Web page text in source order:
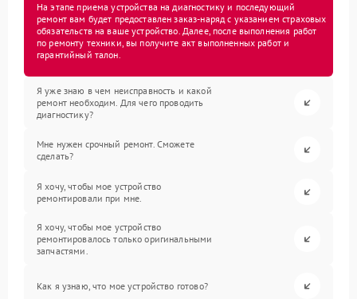
На этапе приема устройства на диагностику и последующий
ремонт вам будет предоставлен заказ-наряд с указанием страховых
обязательств на ваше устройство. Далее, после выполнения работ
по ремонту техники, вы получите акт выполненных работ и
гарантийный талон.
Я уже знаю в чем неисправность и какой
ремонт необходим. Для чего проводить
диагностику?
Мне нужен срочный ремонт. Сможете
сделать?
Я хочу, чтобы мое устройство
ремонтировали при мне.
Я хочу, чтобы мое устройство
ремонтировалось только оригинальными
запчастями.
Как я узнаю, что мое устройство готово?